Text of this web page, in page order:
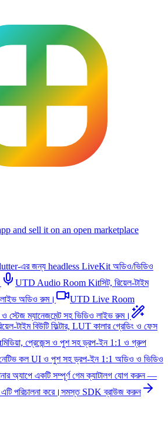
and sell it on an open marketplace
এর জন্য headless LiveKit অডিও/ভিডিও
UTD Audio Room Kitসিট, রিয়েল-টাইম
লাইভ অডিও রুম।
UTD Live Room
ও স্টেজ ম্যানেজমেন্ট সহ ভিডিও লাইভ রুম।
টাইম বিউটি ফিল্টার, LUT কালার গ্রেডিং ও ফেস
মিডিয়া, প্রেজেন্স ও পুশ সহ ড্রপ-ইন 1:1 ও গ্রুপ
কল UI ও পুশ সহ ড্রপ-ইন 1:1 অডিও ও ভিডিও
অ্যাপে একটি সম্পূর্ণ গেম ক্যাটালগ যোগ করুন —
পরিচালনা করে। সমস্ত SDK ব্রাউজ করুন